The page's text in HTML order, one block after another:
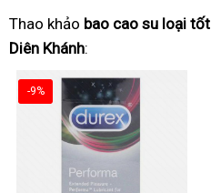
Thao khảo bao cao su loại tốt
Diên Khánh:
-9%